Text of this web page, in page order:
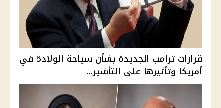
قرارات ترامب الجديدة بشأن سياحة الولادة في
أمريكا وتأثيرها على التأشير...